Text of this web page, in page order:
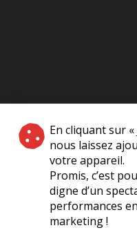
En cliquant sur
nous laissez
votre appareil.
Promis, c’est
digne d’un
performances
marketing !
NOS
Plan du site A Propos